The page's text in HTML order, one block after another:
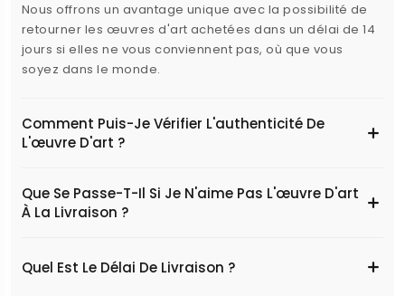
Nous offrons un avantage unique avec la possibilité de
retourner les œuvres d'art achetées dans un délai de 14
jours si elles ne vous conviennent pas, où que vous
soyez dans le monde.
Comment Puis-Je Vérifier L'authenticité De
L'œuvre D'art ?
Que Se Passe-T-Il Si Je N'aime Pas L'œuvre D'art
À La Livraison ?
Quel Est Le Délai De Livraison ?